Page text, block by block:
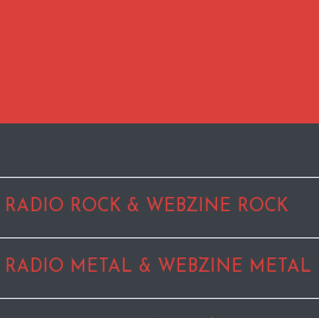
RADIO ROCK & WEBZINE ROCK
RADIO METAL & WEBZINE METAL